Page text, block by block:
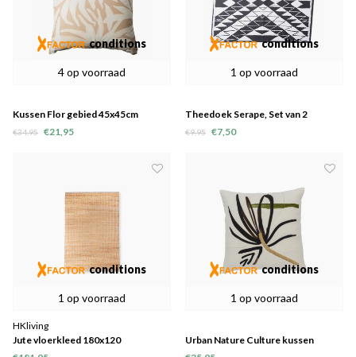
4 op voorraad
conditions
Kussen Flor gebied 45x45cm
katoen - laatste 4
€34,95 €21,95
1 op voorraad
conditions
Theedoek Serape, Set van 2
€9,95 €7,50
1 op voorraad
conditions
HKliving
Jute vloerkleed 180x120
1 op voorraad
conditions
Urban Nature Culture kussen